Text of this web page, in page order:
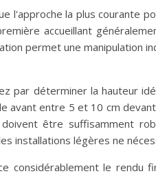
l'approche la plus courante
accueillant
permet une manipulation
par déterminer la hauteur
avant entre 5 et 10 cm
être suffisamment
installations légères ne
considérablement le